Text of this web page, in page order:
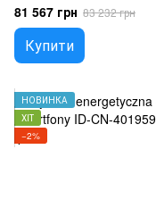
81 567 грн 83 232 грн
Купити
НОВИНКА
ХІТ
−2%